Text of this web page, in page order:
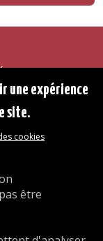
une expérience
site.
cookies
être